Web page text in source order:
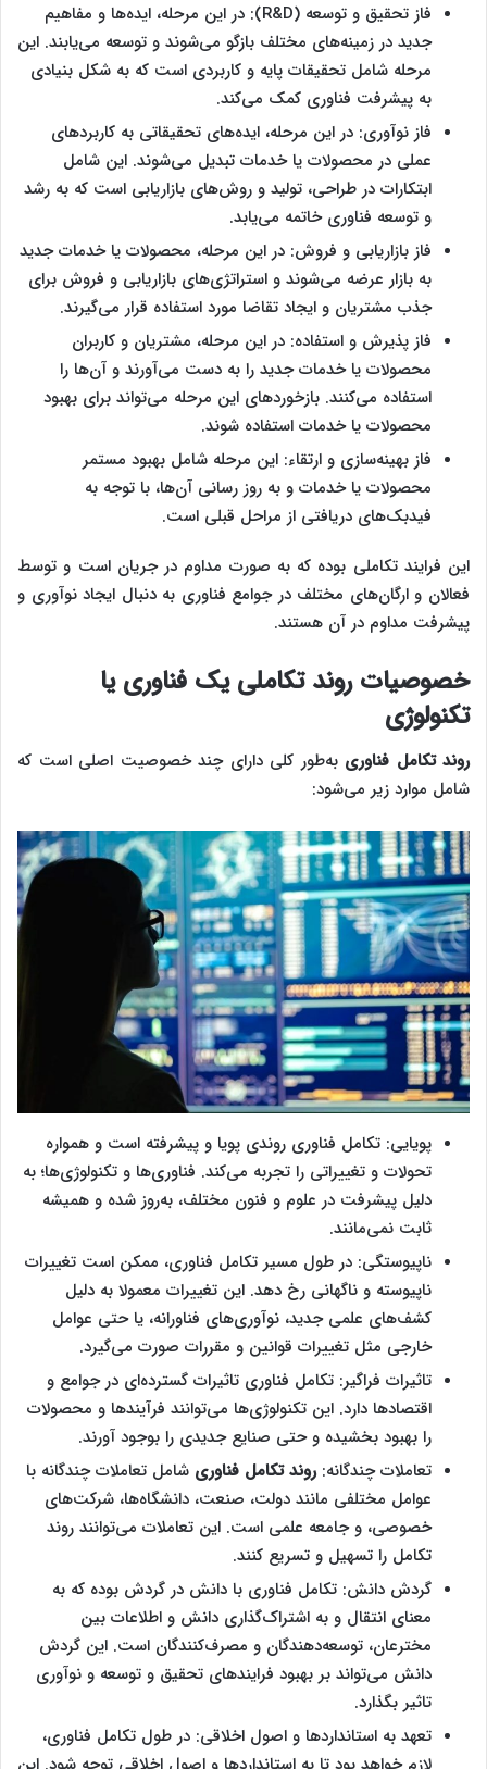
فاز تحقیق و توسعه (R&D): در این مرحله، ایده‌ها و مفاهیم
جدید در زمینه‌های مختلف بازگو می‌شوند و توسعه می‌یابند. این
مرحله شامل تحقیقات پایه و کاربردی است که به شکل بنیادی
به پیشرفت فناوری کمک می‌کند.
فاز نوآوری: در این مرحله، ایده‌های تحقیقاتی به کاربردهای
عملی در محصولات یا خدمات تبدیل می‌شوند. این شامل
ابتکارات در طراحی، تولید و روش‌های بازاریابی است که به رشد
و توسعه فناوری خاتمه می‌یابد.
فاز بازاریابی و فروش: در این مرحله، محصولات یا خدمات جدید
به بازار عرضه می‌شوند و استراتژی‌های بازاریابی و فروش برای
جذب مشتریان و ایجاد تقاضا مورد استفاده قرار می‌گیرند.
فاز پذیرش و استفاده: در این مرحله، مشتریان و کاربران
محصولات یا خدمات جدید را به دست می‌آورند و آن‌ها را
استفاده می‌کنند. بازخوردهای این مرحله می‌تواند برای بهبود
محصولات یا خدمات استفاده شوند.
فاز بهینه‌سازی و ارتقاء: این مرحله شامل بهبود مستمر
محصولات یا خدمات و به روز رسانی آن‌ها، با توجه به
فیدبک‌های دریافتی از مراحل قبلی است.
این فرایند تکاملی بوده که به صورت مداوم در جریان است و توسط
فعالان و ارگان‌های مختلف در جوامع فناوری به دنبال ایجاد نوآوری و
پیشرفت مداوم در آن هستند.
خصوصیات روند تکاملی یک فناوری یا
تکنولوژی
روند تکامل فناوری به‌طور کلی دارای چند خصوصیت اصلی است که
شامل موارد زیر می‌شود:
پویایی: تکامل فناوری روندی پویا و پیشرفته است و همواره
تحولات و تغییراتی را تجربه می‌کند. فناوری‌ها و تکنولوژی‌ها؛ به
دلیل پیشرفت در علوم و فنون مختلف، به‌روز شده و همیشه
ثابت نمی‌مانند.
ناپیوستگی: در طول مسیر تکامل فناوری، ممکن است تغییرات
ناپیوسته و ناگهانی رخ دهد. این تغییرات معمولا به دلیل
کشف‌های علمی جدید، نوآوری‌های فناورانه، یا حتی عوامل
خارجی مثل تغییرات قوانین و مقررات صورت می‌گیرد.
تاثیرات فراگیر: تکامل فناوری تاثیرات گسترده‌ای در جوامع و
اقتصادها دارد. این تکنولوژی‌ها می‌توانند فرآیندها و محصولات
را بهبود بخشیده و حتی صنایع جدیدی را بوجود آورند.
تعاملات چندگانه:روند تکامل فناوری شامل تعاملات چندگانه با
عوامل مختلفی مانند دولت، صنعت، دانشگاه‌ها، شرکت‌های
خصوصی، و جامعه علمی است. این تعاملات می‌توانند روند
تکامل را تسهیل و تسریع کنند.
گردش دانش: تکامل فناوری با دانش در گردش بوده که به
معنای انتقال و به اشتراک‌گذاری دانش و اطلاعات بین
مخترعان، توسعه‌دهندگان و مصرف‌کنندگان است. این گردش
دانش می‌تواند بر بهبود فرایندهای تحقیق و توسعه و نوآوری
تاثیر بگذارد.
تعهد به استانداردها و اصول اخلاقی: در طول تکامل فناوری،